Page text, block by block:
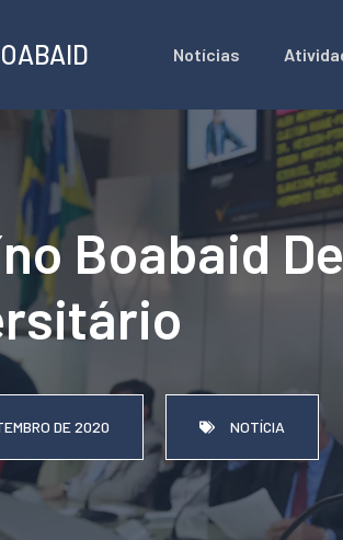
Notícias
Boabaid
DE 2020 NOTÍCIA